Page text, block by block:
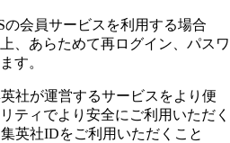
の会員サービスを利用する場合
、あらためて再ログイン、パスワ
す。
社が運営するサービスをより便
ティでより安全にご利用いただく
英社IDをご利用いただくこと